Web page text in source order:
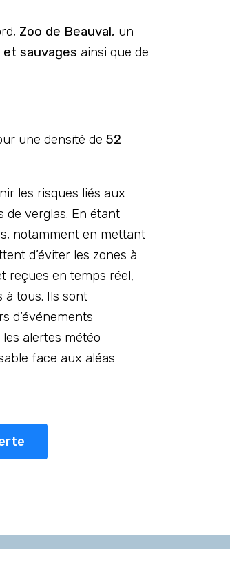
Zoo de Beauval, un
sauvages ainsi que de
une densité de 52
les risques liés aux
de verglas. En étant
notamment en mettant
d’éviter les zones à
reçues en temps réel,
à tous. Ils sont
d’événements
alertes météo
face aux aléas